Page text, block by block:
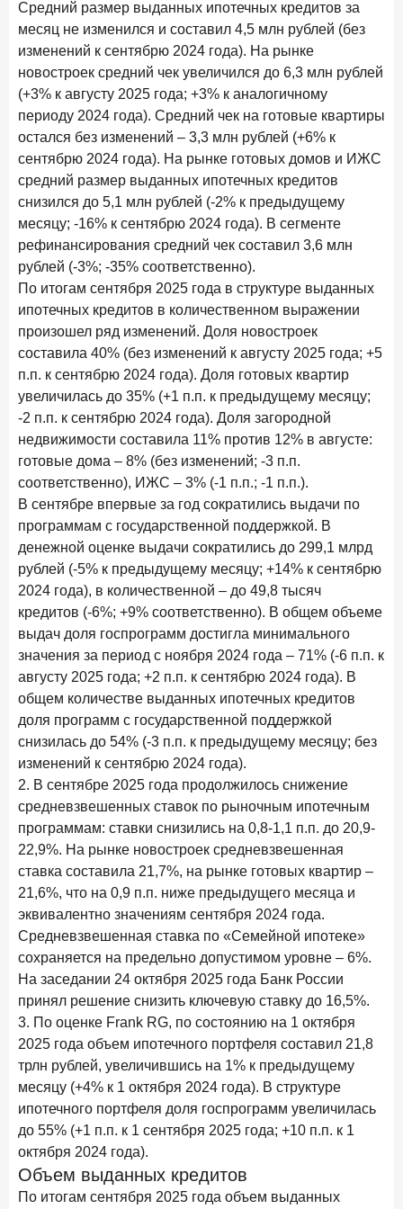
В борьбе за сбережения россиян банки учатся
понимать контекст
ИССЛЕДОВАНИЕ
Доверие становится главным фактором на рынке
Private banking
25 мая 2026 года ИССЛЕДОВАНИЕ
Ипотека в России: итоги апреля 2026 года в цифрах
13 мая 2026 года ИССЛЕДОВАНИЕ
«Ни один зарубежный private банк не может
сравниться с российским»
6 мая 2026 года
По итогам апреля 2026 года объем выдач кредитов
составил 968 млрд руб.
29 апреля 2026 года ИССЛЕДОВАНИЕ
Конкуренция на рынке инвестиционно-страховых
продуктов усиливается
28 апреля 2026 года ИССЛЕДОВАНИЕ
Привязанность побеждает ставку? Как выбирают банк
для сбережений в 2026 году
27 апреля 2026 года ИССЛЕДОВАНИЕ
Банки скорректировали доходность вкладов после
снижения ключевой ставки до 14,5%
Цифра дня
Средняя ставка по ипотеке в России
8,95 %
+1,48 п.п.
Frank Data. Ипотека Поделиться
24 апреля 2026 года ИССЛЕДОВАНИЕ
Ипотека. Итоги работы крупнейших ипотечных банков
в марте 2026 года
Рынок подписок 2026: от гонки за объёмами к битве за
15 апреля 2026 года ИССЛЕДОВАНИЕ
Маркетинговые акции брокеров: обзор механик и
трендов
ДНК современного ипотечного клиента
7 апреля 2026 года ИССЛЕДОВАНИЕ
По итогам марта 2026 года объем выдач кредитов
составил 925,7 млрд руб.
26 марта 2026 года ИССЛЕДОВАНИЕ
Не экосистемой единой: как пользователи
распределяют подписки
25 марта 2026 года
Ипотека. Итоги работы крупнейших ипотечных банков
Средний размер выданных ипотечных кредитов за
месяц не изменился и составил 4,5 млн рублей (без
изменений к сентябрю 2024 года). На рынке
новостроек средний чек увеличился до 6,3 млн рублей
(+3% к августу 2025 года; +3% к аналогичному
периоду 2024 года). Средний чек на готовые квартиры
остался без изменений – 3,3 млн рублей (+6% к
сентябрю 2024 года). На рынке готовых домов и ИЖС
средний размер выданных ипотечных кредитов
снизился до 5,1 млн рублей (-2% к предыдущему
месяцу; -16% к сентябрю 2024 года). В сегменте
рефинансирования средний чек составил 3,6 млн
рублей (-3%; -35% соответственно).
По итогам сентября 2025 года в структуре выданных
ипотечных кредитов в количественном выражении
произошел ряд изменений. Доля новостроек
составила 40% (без изменений к августу 2025 года; +5
п.п. к сентябрю 2024 года). Доля готовых квартир
увеличилась до 35% (+1 п.п. к предыдущему месяцу;
-2 п.п. к сентябрю 2024 года). Доля загородной
недвижимости составила 11% против 12% в августе:
готовые дома – 8% (без изменений; -3 п.п.
соответственно), ИЖС – 3% (-1 п.п.; -1 п.п.).
В сентябре впервые за год сократились выдачи по
программам с государственной поддержкой. В
денежной оценке выдачи сократились до 299,1 млрд
рублей (-5% к предыдущему месяцу; +14% к сентябрю
2024 года), в количественной – до 49,8 тысяч
кредитов (-6%; +9% соответственно). В общем объеме
выдач доля госпрограмм достигла минимального
значения за период с ноября 2024 года – 71% (-6 п.п. к
августу 2025 года; +2 п.п. к сентябрю 2024 года). В
общем количестве выданных ипотечных кредитов
доля программ с государственной поддержкой
снизилась до 54% (-3 п.п. к предыдущему месяцу; без
изменений к сентябрю 2024 года).
2. В сентябре 2025 года продолжилось снижение
средневзвешенных ставок по рыночным ипотечным
программам: ставки снизились на 0,8-1,1 п.п. до 20,9-
22,9%. На рынке новостроек средневзвешенная
ставка составила 21,7%, на рынке готовых квартир –
21,6%, что на 0,9 п.п. ниже предыдущего месяца и
эквивалентно значениям сентября 2024 года.
Средневзвешенная ставка по «Семейной ипотеке»
сохраняется на предельно допустимом уровне – 6%.
На заседании 24 октября 2025 года Банк России
принял решение снизить ключевую ставку до 16,5%.
3. По оценке Frank RG, по состоянию на 1 октября
2025 года объем ипотечного портфеля составил 21,8
трлн рублей, увеличившись на 1% к предыдущему
месяцу (+4% к 1 октября 2024 года). В структуре
ипотечного портфеля доля госпрограмм увеличилась
до 55% (+1 п.п. к 1 сентября 2025 года; +10 п.п. к 1
октября 2024 года).
Объем выданных кредитов
По итогам сентября 2025 года объем выданных